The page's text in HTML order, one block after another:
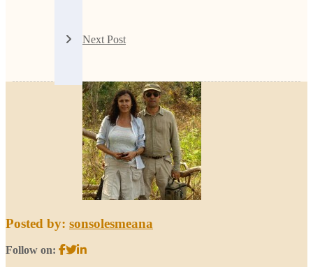
Next Post
Posted by: sonsolesmeana
Follow on: